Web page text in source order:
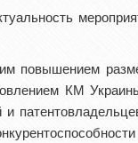
повышением
КМ